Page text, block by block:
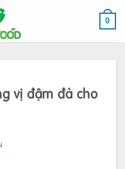
0
vị đậm đà cho